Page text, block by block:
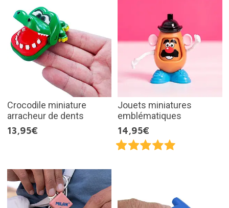
Crocodile miniature
arracheur de dents
13,95€
Jouets miniatures
emblématiques
14,95€